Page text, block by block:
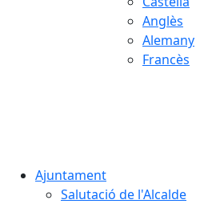
Anglès
Alemany
Francès
Ajuntament
Salutació de l'Alcalde